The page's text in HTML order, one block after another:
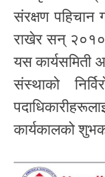
संरक्षण पहिचान
राखेर सन् २०१०
यस कार्यसमिती
संस्थाको
कार्यकालको